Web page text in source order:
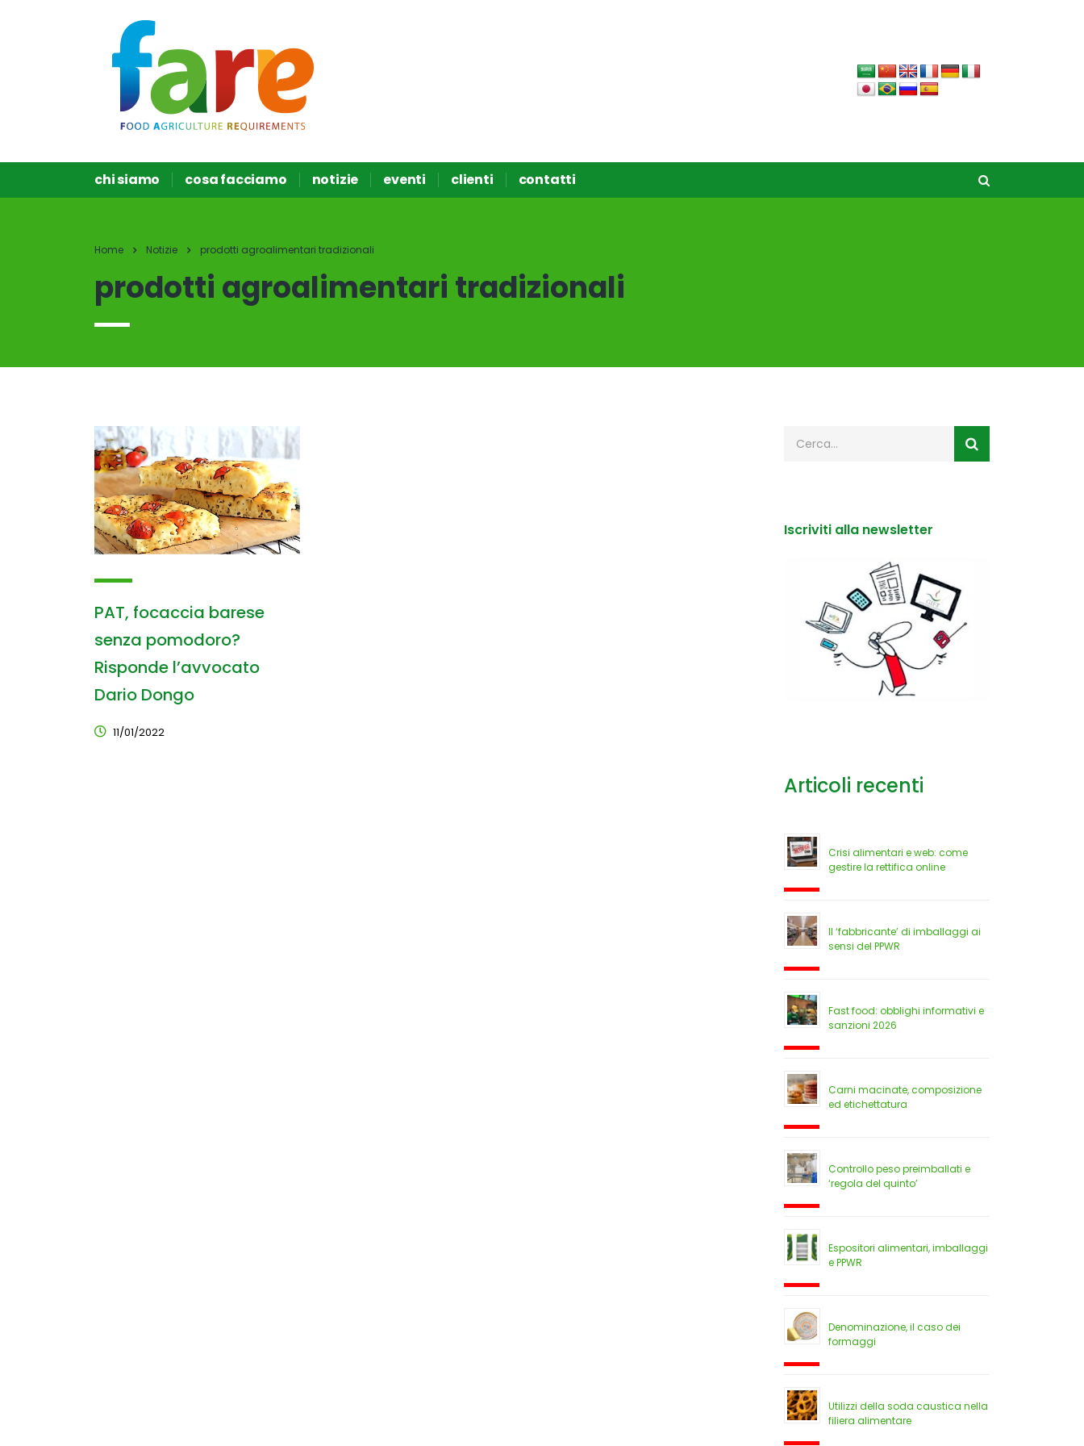
chi siamo cosa facciamo notizie eventi clienti contatti
Home Notizie prodotti agroalimentari tradizionali
prodotti agroalimentari tradizionali
PAT, focaccia barese
senza pomodoro?
Risponde l’avvocato
Dario Dongo
11/01/2022
Iscriviti alla newsletter
Articoli recenti
Crisi alimentari e web: come
gestire la rettifica online
Il ‘fabbricante’ di imballaggi ai
sensi del PPWR
Fast food: obblighi informativi e
sanzioni 2026
Carni macinate, composizione
ed etichettatura
Controllo peso preimballati e
‘regola del quinto’
Espositori alimentari, imballaggi
e PPWR
Denominazione, il caso dei
formaggi
Utilizzi della soda caustica nella
filiera alimentare